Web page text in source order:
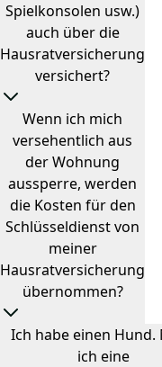
Spielkonsolen usw.)
auch über die
Hausratversicherung
versichert?
Wenn ich mich
versehentlich aus
der Wohnung
aussperre, werden
die Kosten für den
Schlüsseldienst von
meiner
Hausratversicherung
übernommen?
Ich habe einen Hund.
ich eine